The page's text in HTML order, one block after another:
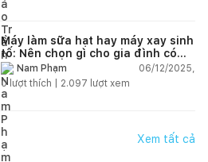
Máy làm sữa hạt hay máy xay sinh
tố: Nên chọn gì cho gia đình có
trẻ nhỏ (2–4 người)?
Nam Phạm
06/12/2025,
0lượt thích | 2.097 lượt xem
Xem tất cả